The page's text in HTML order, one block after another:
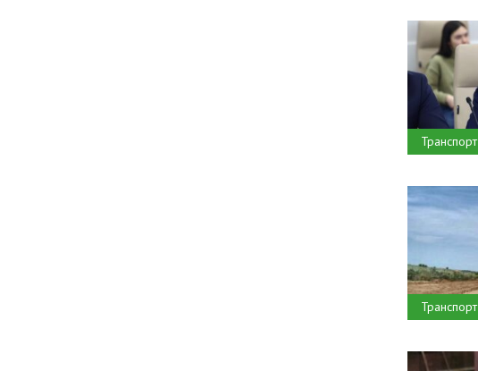
Транспорт
Транспорт